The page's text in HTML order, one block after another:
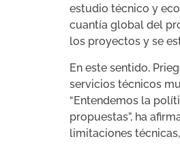
estudio técnico y
cuantía global del
los proyectos y se
En este sentido,
servicios técnicos
“Entendemos la
propuestas”, ha
limitaciones